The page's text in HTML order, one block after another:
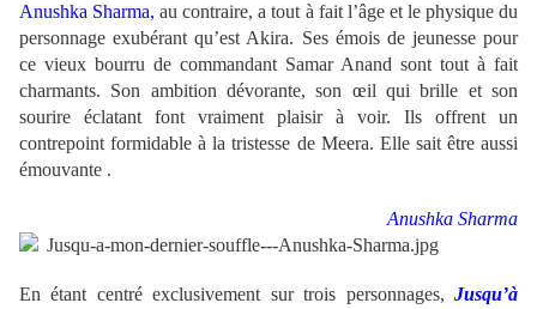
Anushka Sharma, au contraire, a tout à fait l’âge et le physique du
personnage exubérant qu’est Akira. Ses émois de jeunesse pour
ce vieux bourru de commandant Samar Anand sont tout à fait
charmants. Son ambition dévorante, son œil qui brille et son
sourire éclatant font vraiment plaisir à voir. Ils offrent un
contrepoint formidable à la tristesse de Meera. Elle sait être aussi
émouvante .
Anushka Sharma
En étant centré exclusivement sur trois personnages, Jusqu’à